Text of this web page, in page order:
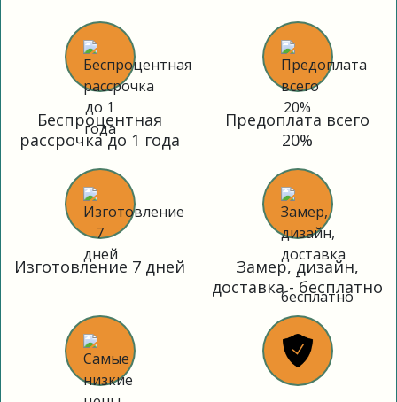
Беспроцентная
рассрочка до 1 года
Предоплата всего
20%
Изготовление 7 дней
Замер, дизайн,
доставка - бесплатно